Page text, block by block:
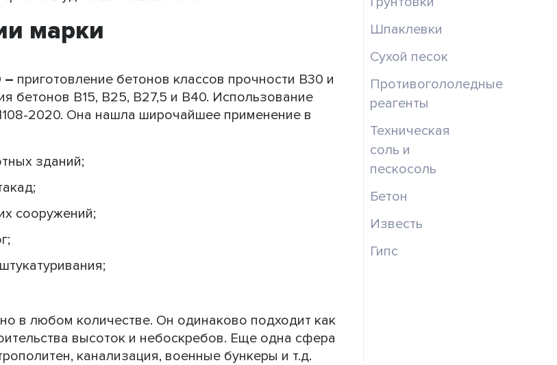
марки
– приготовление бетонов классов прочности В30 и
бетонов В15, В25, В27,5 и В40. Использование
2020. Она нашла широчайшее применение в
зданий;
сооружений;
в любом количестве. Он одинаково подходит как
высоток и небоскребов. Еще одна сфера
канализация, военные бункеры и т.д.
Шпаклевки
Сухой песок
Противогололедные
реагенты
Техническая
соль и
пескосоль
Бетон
Известь
Гипс